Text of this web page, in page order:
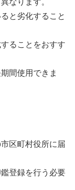
なります。
と劣化すること
ることをおすす
間使用できま
区町村役所に届
登録を行う必要